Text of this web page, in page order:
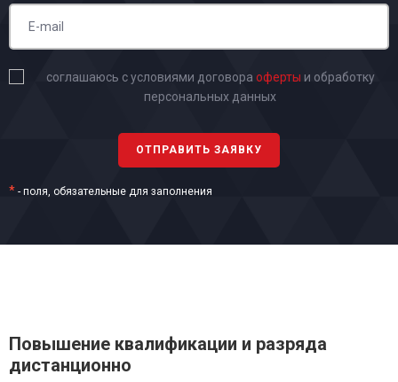
соглашаюсь с условиями договора оферты и обработку
персональных данных
* - поля, обязательные для заполнения
Повышение квалификации и разряда
дистанционно